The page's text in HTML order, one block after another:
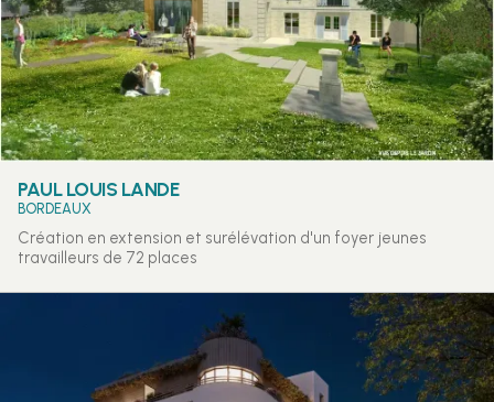
PAUL LOUIS LANDE
BORDEAUX
Création en extension et surélévation d'un foyer jeunes
travailleurs de 72 places